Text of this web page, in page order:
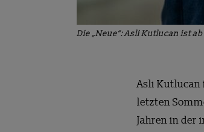
Die „Neue“: Asli Kutlucan ist
Asli Kutlucan
letzten
Jahren in